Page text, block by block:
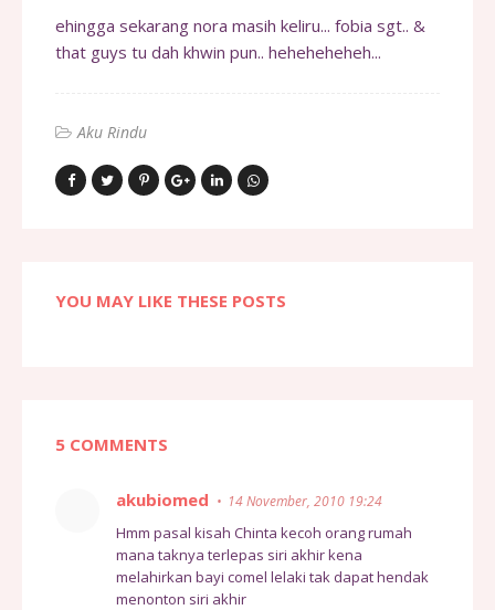
ehingga sekarang nora masih keliru... fobia sgt.. &
that guys tu dah khwin pun.. heheheheheh...
Aku Rindu
YOU MAY LIKE THESE POSTS
5 COMMENTS
akubiomed 14 November, 2010 19:24
Hmm pasal kisah Chinta kecoh orang rumah
mana taknya terlepas siri akhir kena
melahirkan bayi comel lelaki tak dapat hendak
menonton siri akhir